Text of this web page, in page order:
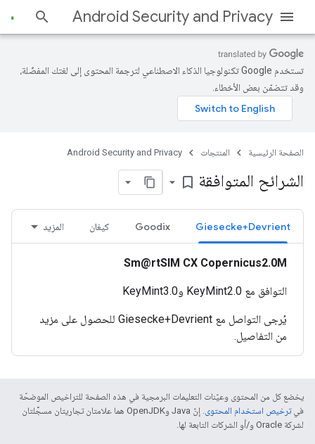
Android Security and Privacy
تستخدم Google تكنولوجيا الذكاء الاصطناعي لترجمة المحتوى إلى لغتك المفضّلة،
وقد تتضمّن بعض الأخطاء.
الصفحة الرئيسية المنتجات Android Security and Privacy
الشرائح المتوافقة bookmark_border
Giesecke+Devrient
Goodix كيغان المزيد
Sm@rtSIM CX Copernicus2.0M
التوافق مع KeyMint2.0 وKeyMint3.0
يُرجى التواصل مع Giesecke+Devrient للحصول على مزيد
من التفاصيل.
يخضع كل من المحتوى وعيّنات التعليمات البرمجية في هذه الصفحة للتراخيص الموضحّة
فيترخيص استخدام المحتوى
. إنّ Java وOpenJDK هما علامتان تجاريتان مسجَّلتان
لشركة Oracle و/أو الشركات التابعة لها.